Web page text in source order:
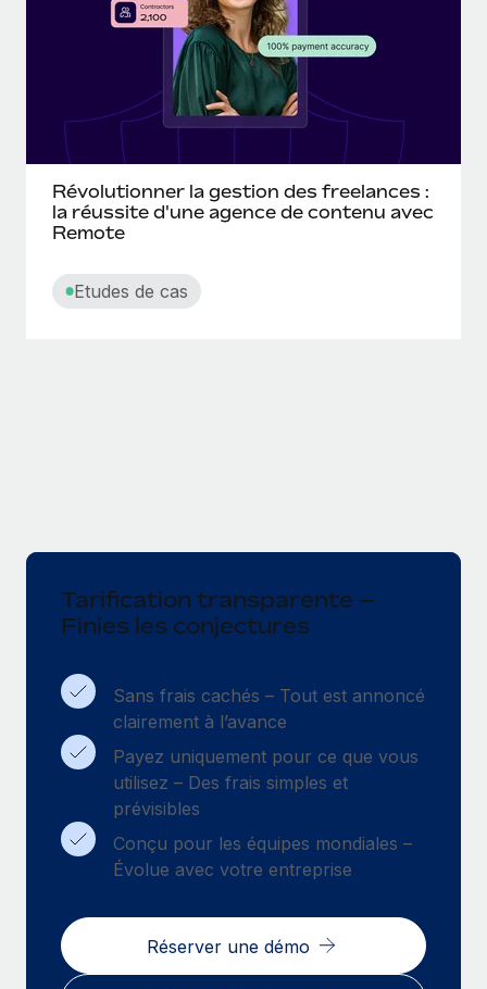
Révolutionner la gestion des freelances :
la réussite d'une agence de contenu avec
Remote
Etudes de cas
Tarification transparente –
Finies les conjectures
Sans frais cachés – Tout est annoncé
clairement à l’avance
Payez uniquement pour ce que vous
utilisez – Des frais simples et
prévisibles
Conçu pour les équipes mondiales –
Évolue avec votre entreprise
Réserver une démo